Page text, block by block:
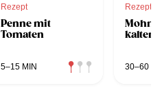
Rezept
Penne mit
Tomaten
5–15 MIN
Rezept
kaltem
30–60